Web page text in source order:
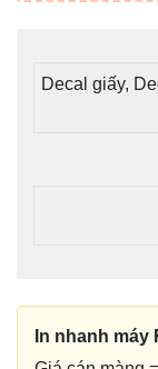
Decal giấy,
In nhanh máy